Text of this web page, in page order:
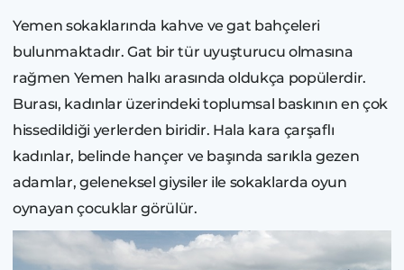
Yemen sokaklarında kahve ve gat bahçeleri
bulunmaktadır. Gat bir tür uyuşturucu olmasına
rağmen Yemen halkı arasında oldukça popülerdir.
Burası, kadınlar üzerindeki toplumsal baskının en çok
hissedildiği yerlerden biridir. Hala kara çarşaflı
kadınlar, belinde hançer ve başında sarıkla gezen
adamlar, geleneksel giysiler ile sokaklarda oyun
oynayan çocuklar görülür.